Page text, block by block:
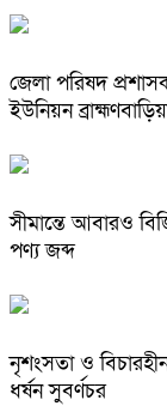
জেলা পরিষদ
ইউনিয়ন
সীমান্তে আবারও
পণ্য জব্দ
নৃশংসতা ও
ধর্ষন সুবর্ণচর